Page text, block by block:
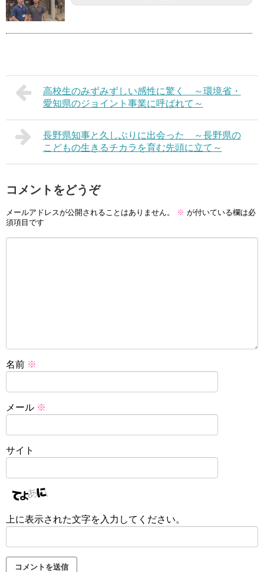
高校生のみずみずしい感性に驚く ～環境省・
愛知県のジョイント事業に呼ばれて～
長野県知事と久しぶりに出会った ～長野県の
こどもの生きるチカラを育む先頭に立て～
コメントをどうぞ
メールアドレスが公開されることはありません。 ※ が付いている欄は必
須項目です
名前 ※
メール ※
サイト
上に表示された文字を入力してください。